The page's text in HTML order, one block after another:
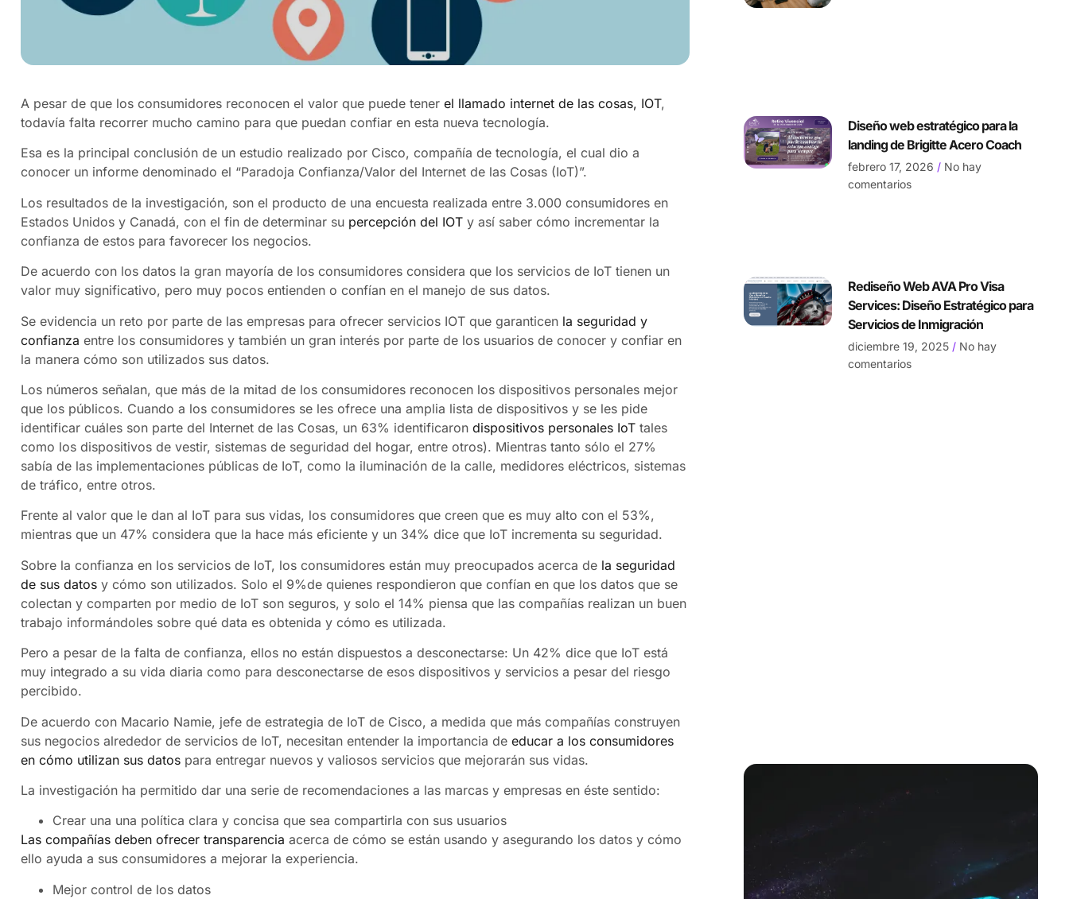
A pesar de que los consumidores reconocen el valor que puede tener el llamado internet de las cosas, IOT,
todavía falta recorrer mucho camino para que puedan confiar en esta nueva tecnología.
Esa es la principal conclusión de un estudio realizado por Cisco, compañía de tecnología, el cual dio a
conocer un informe denominado el “Paradoja Confianza/Valor del Internet de las Cosas (IoT)”.
Los resultados de la investigación, son el producto de una encuesta realizada entre 3.000 consumidores en
Estados Unidos y Canadá, con el fin de determinar su percepción del IOT y así saber cómo incrementar la
confianza de estos para favorecer los negocios.
De acuerdo con los datos la gran mayoría de los consumidores considera que los servicios de IoT tienen un
valor muy significativo, pero muy pocos entienden o confían en el manejo de sus datos.
Se evidencia un reto por parte de las empresas para ofrecer servicios IOT que garanticen la seguridad y
confianza entre los consumidores y también un gran interés por parte de los usuarios de conocer y confiar en
la manera cómo son utilizados sus datos.
Los números señalan, que más de la mitad de los consumidores reconocen los dispositivos personales mejor
que los públicos. Cuando a los consumidores se les ofrece una amplia lista de dispositivos y se les pide
identificar cuáles son parte del Internet de las Cosas, un 63% identificaron dispositivos personales IoT tales
como los dispositivos de vestir, sistemas de seguridad del hogar, entre otros). Mientras tanto sólo el 27%
sabía de las implementaciones públicas de IoT, como la iluminación de la calle, medidores eléctricos, sistemas
de tráfico, entre otros.
Frente al valor que le dan al IoT para sus vidas, los consumidores que creen que es muy alto con el 53%,
mientras que un 47% considera que la hace más eficiente y un 34% dice que IoT incrementa su seguridad.
Sobre la confianza en los servicios de IoT, los consumidores están muy preocupados acerca de la seguridad
de sus datos y cómo son utilizados. Solo el 9%de quienes respondieron que confían en que los datos que se
colectan y comparten por medio de IoT son seguros, y solo el 14% piensa que las compañías realizan un buen
trabajo informándoles sobre qué data es obtenida y cómo es utilizada.
Pero a pesar de la falta de confianza, ellos no están dispuestos a desconectarse: Un 42% dice que IoT está
muy integrado a su vida diaria como para desconectarse de esos dispositivos y servicios a pesar del riesgo
percibido.
De acuerdo con Macario Namie, jefe de estrategia de IoT de Cisco, a medida que más compañías construyen
sus negocios alrededor de servicios de IoT, necesitan entender la importancia de educar a los consumidores
en cómo utilizan sus datos para entregar nuevos y valiosos servicios que mejorarán sus vidas.
La investigación ha permitido dar una serie de recomendaciones a las marcas y empresas en éste sentido:
Crear una una política clara y concisa que sea compartirla con sus usuarios
Las compañías deben ofrecer transparencia acerca de cómo se están usando y asegurando los datos y cómo
ello ayuda a sus consumidores a mejorar la experiencia.
Mejor control de los datos
Diseño web estratégico para la
landing de Brigitte Acero Coach
febrero 17, 2026
No hay
comentarios
Rediseño Web AVA Pro Visa
Services: Diseño Estratégico para
Servicios de Inmigración
diciembre 19, 2025
No hay
comentarios